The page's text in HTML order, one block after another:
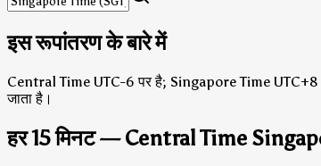
इस रूपांतरण के बारे में
Central Time UTC-6 पर है; Singapore Time UTC+8
जाता है।
हर 15 मिनट — Central Time